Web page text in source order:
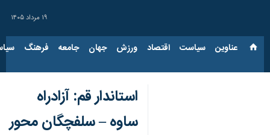
۱۹ مرداد ۱۴۰۵
عناوین‌ سیاست اقتصاد ورزش جهان جامعه فرهنگ
استاندار قم: آزادراه
ساوه – سلفچگان محور